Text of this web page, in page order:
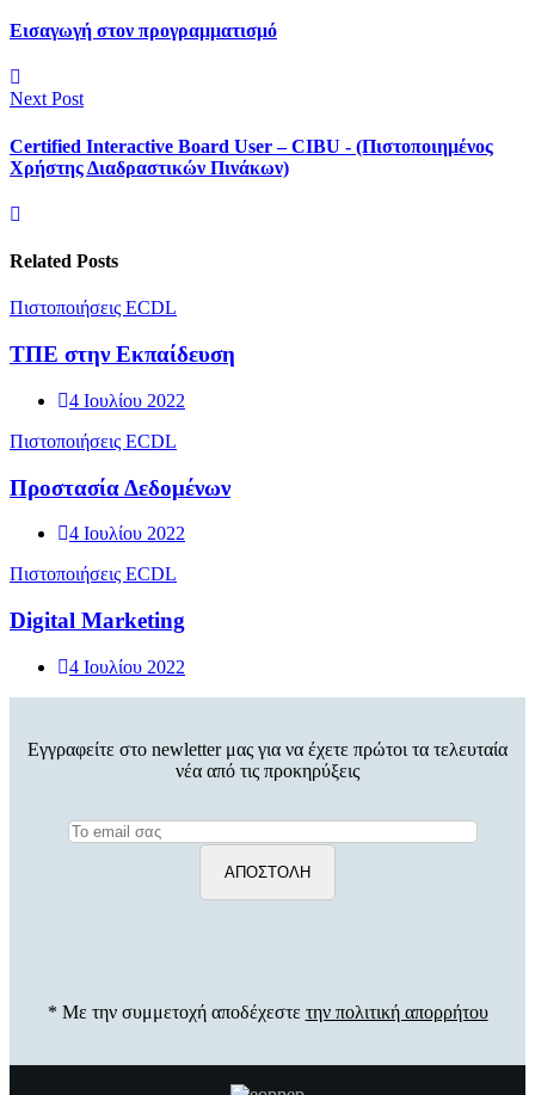
Εισαγωγή στον προγραμματισμό
Next Post
Certified Interactive Board User – CIBU - (Πιστοποιημένος
Χρήστης Διαδραστικών Πινάκων)
Related Posts
Πιστοποιήσεις ECDL
TΠΕ στην Εκπαίδευση
4 Ιουλίου 2022
Πιστοποιήσεις ECDL
Προστασία Δεδομένων
4 Ιουλίου 2022
Πιστοποιήσεις ECDL
Digital Marketing
4 Ιουλίου 2022
Εγγραφείτε στο newletter μας για να έχετε πρώτοι τα τελευταία
νέα από τις προκηρύξεις
* Με την συμμετοχή αποδέχεστε την πολιτική απορρήτου